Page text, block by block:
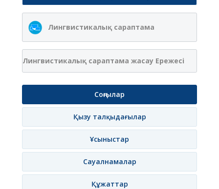
Лингвистикалық сараптама
Лингвистикалық сараптама жасау Ережесі
Соңғылар
Қызу талқыдағылар
Ұсыныстар
Сауалнамалар
Құжаттар